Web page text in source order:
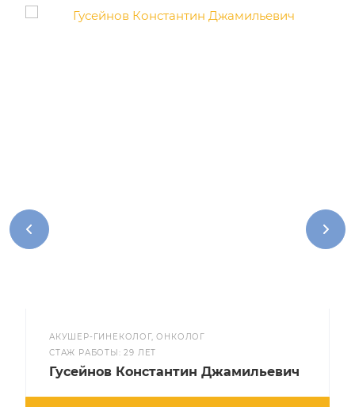
АКУШЕР-ГИНЕКОЛОГ, ОНКОЛОГ
CТАЖ РАБОТЫ: 29 ЛЕТ
Гусейнов Константин Джамильевич